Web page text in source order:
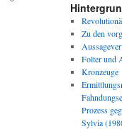
Zu den
Folter und
Kronzeuge
Prozess
Sylvia